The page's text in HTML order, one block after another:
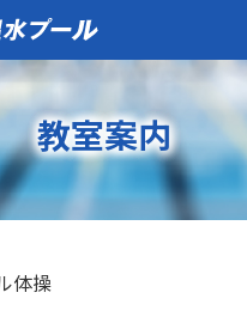
教室案内